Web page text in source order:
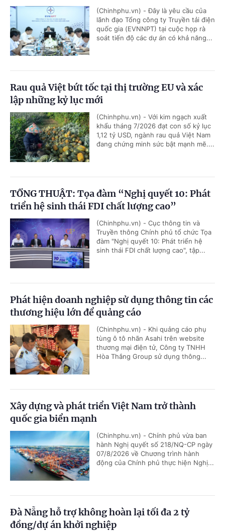
(Chinhphu.vn) - Đây là yêu cầu của
lãnh đạo Tổng công ty Truyền tải điện
quốc gia (EVNNPT) tại cuộc họp rà
soát tiến độ các dự án có khả năng...
Rau quả Việt bứt tốc tại thị trường EU và xác
lập những kỷ lục mới
(Chinhphu.vn) - Với kim ngạch xuất
khẩu tháng 7/2026 đạt con số kỷ lục
1,12 tỷ USD, ngành rau quả Việt Nam
đang chứng minh sức bật mạnh mẽ....
TỔNG THUẬT: Tọa đàm “Nghị quyết 10: Phát
triển hệ sinh thái FDI chất lượng cao”
(Chinhphu.vn) - Cục thông tin và
Truyền thông Chính phủ tổ chức Tọa
đàm "Nghị quyết 10: Phát triển hệ
sinh thái FDI chất lượng cao", tập...
Phát hiện doanh nghiệp sử dụng thông tin các
thương hiệu lớn để quảng cáo
(Chinhphu.vn) - Khi quảng cáo phụ
tùng ô tô nhãn Asahi trên website
thương mại điện tử, Công ty TNHH
Hòa Thắng Group sử dụng thông...
Xây dựng và phát triển Việt Nam trở thành
quốc gia biển mạnh
(Chinhphu.vn) - Chính phủ vừa ban
hành Nghị quyết số 218/NQ-CP ngày
07/8/2026 về Chương trình hành
động của Chính phủ thực hiện Nghị...
Đà Nẵng hỗ trợ không hoàn lại tối đa 2 tỷ
đồng/dự án khởi nghiệp